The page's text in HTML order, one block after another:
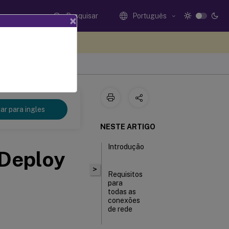
Pesquisar Português
para ingles
>
NESTE ARTIGO
Introdução
Requisitos
para
todas as
conexões
de rede
×